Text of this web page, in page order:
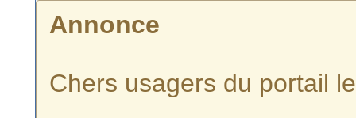
Annonce
Chers usagers du portail